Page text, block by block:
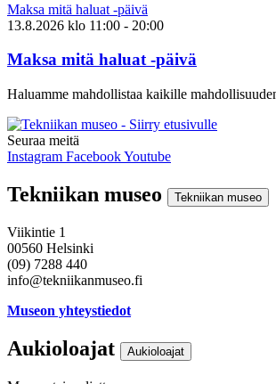
Maksa mitä haluat -päivä
13.8.2026 klo 11:00 - 20:00
Maksa mitä haluat -päivä
Haluamme mahdollistaa kaikille
Seuraa meitä
Instagram FacebookYoutube
Tekniikan museo Tekniikan museo
Viikintie 1
00560 Helsinki
(09) 7288 440
info@tekniikanmuseo.fi
Museon yhteystiedot
Aukioloajat Aukioloajat